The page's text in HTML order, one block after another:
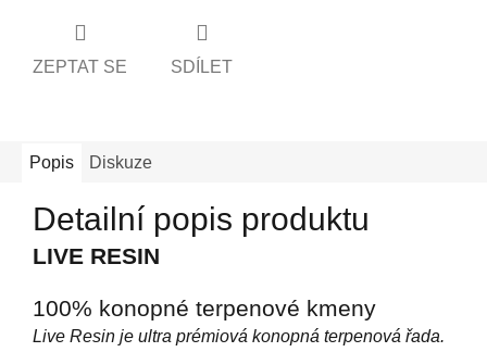
ZEPTAT SE SDÍLET
Popis Diskuze
Detailní popis produktu
LIVE RESIN
100% konopné terpenové kmeny
Live Resin je ultra prémiová konopná terpenová řada.